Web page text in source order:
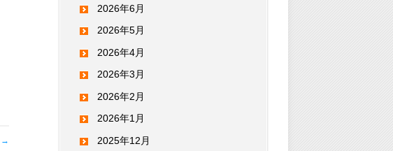
→
2026年6月
2026年5月
2026年4月
2026年3月
2026年2月
2026年1月
2025年12月